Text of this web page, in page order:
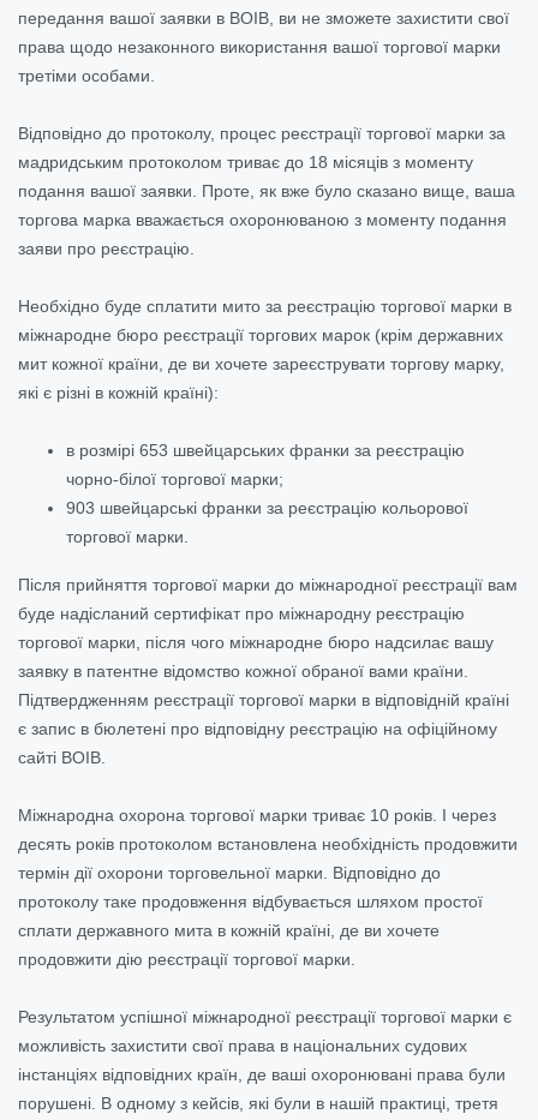
передання вашої заявки в ВОІВ, ви не зможете захистити свої
права щодо незаконного використання вашої торгової марки
третіми особами.
Відповідно до протоколу, процес реєстрації торгової марки за
мадридським протоколом триває до 18 місяців з моменту
подання вашої заявки. Проте, як вже було сказано вище, ваша
торгова марка вважається охоронюваною з моменту подання
заяви про реєстрацію.
Необхідно буде сплатити мито за реєстрацію торгової марки в
міжнародне бюро реєстрації торгових марок (крім державних
мит кожної країни, де ви хочете зареєструвати торгову марку,
які є різні в кожній країні):
в розмірі 653 швейцарських франки за реєстрацію
чорно-білої торгової марки;
903 швейцарські франки за реєстрацію кольорової
торгової марки.
Після прийняття торгової марки до міжнародної реєстрації вам
буде надісланий сертифікат про міжнародну реєстрацію
торгової марки, після чого міжнародне бюро надсилає вашу
заявку в патентне відомство кожної обраної вами країни.
Підтвердженням реєстрації торгової марки в відповідній країні
є запис в бюлетені про відповідну реєстрацію на офіційному
сайті ВОІВ.
Міжнародна охорона торгової марки триває 10 років. І через
десять років протоколом встановлена необхідність продовжити
термін дії охорони торговельної марки. Відповідно до
протоколу таке продовження відбувається шляхом простої
сплати державного мита в кожній країні, де ви хочете
продовжити дію реєстрації торгової марки.
Результатом успішної міжнародної реєстрації торгової марки є
можливість захистити свої права в національних судових
інстанціях відповідних країн, де ваші охоронювані права були
порушені. В одному з кейсів, які були в нашій практиці, третя